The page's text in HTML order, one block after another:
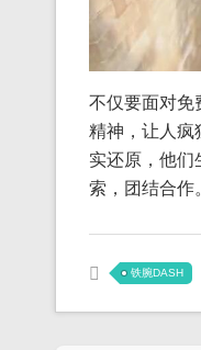
不仅要面对免
精神，让人疯
实还原，他们
索，团结合作
铁腕DASH